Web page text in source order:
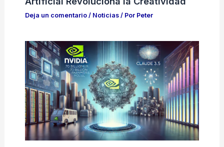
Deja un comentario / Noticias/ Por Peter